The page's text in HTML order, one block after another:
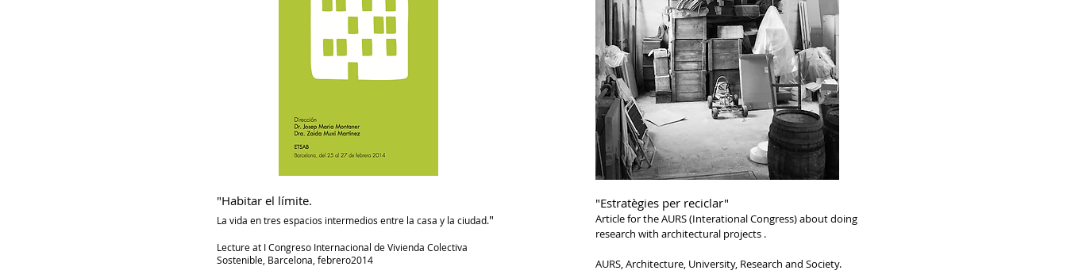
"Habitar el límite.
La vida en tres espacios intermedios entre la casa y la ciudad."
Lecture at I Congreso Internacional de Vivienda Colectiva
Sostenible , Barcelona, febrero2014
"Estratègies per reciclar"
Article for the AURS (Interational Congress) about doing
research with architectural projects .
AURS, Architecture, University, Research and Society.